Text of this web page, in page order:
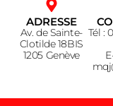
ADRESSE
Av. de Sainte-
Clotilde 18BIS
1205 Genève
Tél :